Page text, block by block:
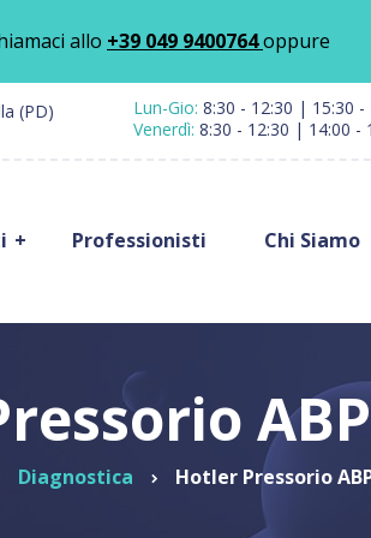
(PD) Lun-Gio: 8:30 - 12:30 | 15:30 -
Venerdì: 8:30 - 12:30 | 14:00 -
Gomito
Dermatologia
Ginecologia
Professionisti Chi Siamo
Diagnostica Hotler Pressorio
allo +39 049 9400764oppure